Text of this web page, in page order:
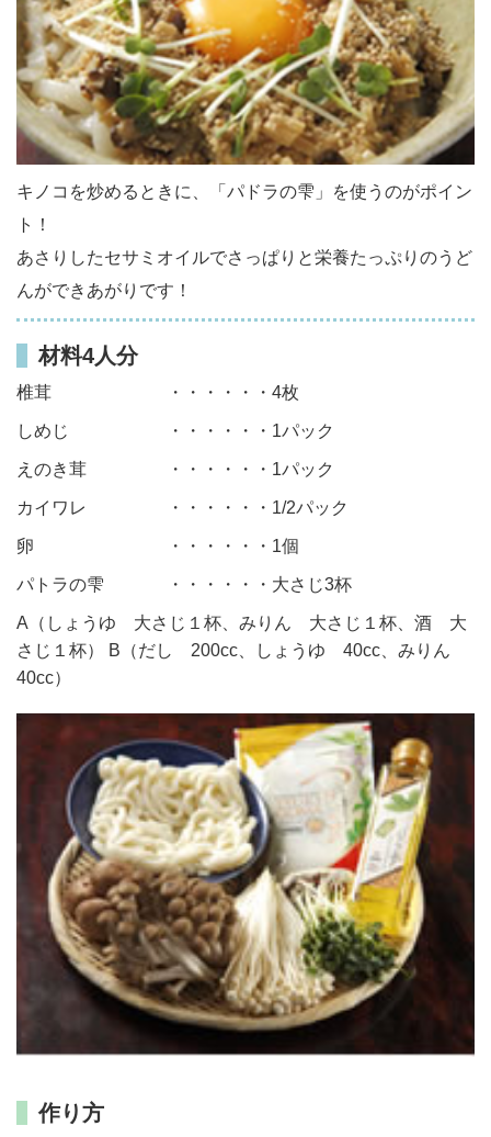
キノコを炒めるときに、「パドラの雫」を使うのがポイン
ト！
あさりしたセサミオイルでさっぱりと栄養たっぷりのうど
んができあがりです！
材料4人分
椎茸 ・・・・・・4枚
しめじ ・・・・・・1パック
えのき茸 ・・・・・・1パック
カイワレ ・・・・・・1/2パック
卵 ・・・・・・1個
パトラの雫 ・・・・・・大さじ3杯
A（しょうゆ 大さじ１杯、みりん 大さじ１杯、酒 大
さじ１杯） B（だし 200cc、しょうゆ 40cc、みりん
40cc）
作り方